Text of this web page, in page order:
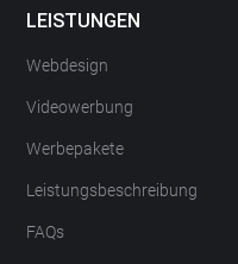
LEISTUNGEN
Webdesign
Videowerbung
Werbepakete
Leistungsbeschreibung
FAQs